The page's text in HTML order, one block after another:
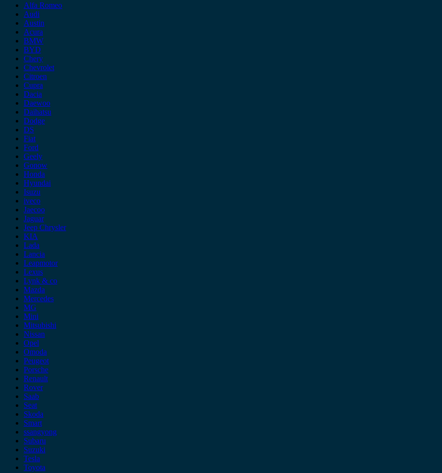
Alfa Romeo
Audi
Austin
Acura
BMW
BYD
Chery
Chevrolet
Citroen
Cupra
Dacia
Daewoo
Daihatsu
Dodge
DS
Fiat
Ford
Geely
Gonow
Honda
Hyundai
Isuzu
iveco
Jaecoo
Jaguar
Jeep Chrysler
KIA
Lada
Lancia
Leapmotor
Lexus
Lynk & co
Mazda
Mercedes
MG
Mini
Mitsubishi
Nissan
Opel
Omoda
Peugeot
Porsche
Renault
Rover
Saab
Seat
Skoda
Smart
ssangyong
Subaru
Suzuki
Tesla
Toyota